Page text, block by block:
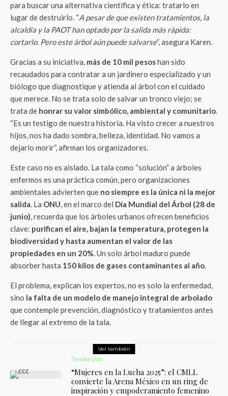
para buscar una alternativa científica y ética: tratarlo en
lugar de destruirlo. “A pesar de que existen tratamientos, la
alcaldía y la PAOT han optado por la salida más rápida:
cortarlo. Pero este árbol aún puede salvarse”, asegura Karen.
Gracias a su iniciativa, más de 10 mil pesoshan sido
recaudados para contratar a un jardinero especializado y un
biólogo que diagnostique y atienda al árbol con el cuidado
que merece. No se trata solo de salvar un tronco viejo; se
trata de honrar su valor simbólico, ambiental y comunitario.
“Es un testigo de nuestra historia. Ha visto crecer a nuestros
hijos, nos ha dado sombra, belleza, identidad. No vamos a
dejarlo morir”, afirman los organizadores.
Este caso no es aislado. La tala como “solución” a árboles
enfermos es una práctica común, pero organizaciones
ambientales advierten que no siempre es la única ni la mejor
salida. La ONU, en el marco del Día Mundial del Árbol (28 de
junio), recuerda que los árboles urbanos ofrecen beneficios
clave: purifican el aire, bajan la temperatura, protegen la
biodiversidad y hasta aumentan el valor de las
propiedades en un 20%. Un solo árbol maduro puede
absorber hasta 150 kilos de gases contaminantes al año.
El problema, explican los expertos, no es solo la enfermedad,
sino la falta de un modelo de manejo integral de arbolado
que contemple prevención, diagnóstico y tratamientos antes
de llegar al extremo de la tala.
Ver también
Tendencias
“Mujeres en la Lucha 2025”: el CMLL
convierte la Arena México en un ring de
inspiración y empoderamiento femenino